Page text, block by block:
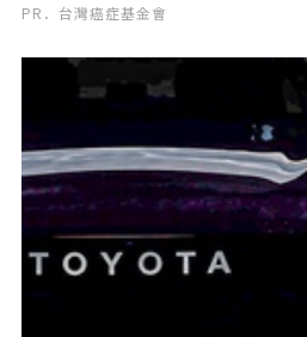
PR．台灣癌症基金會